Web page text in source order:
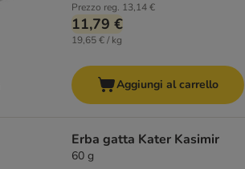
Prezzo reg. 13,14 €
11,79 €
19,65 € / kg
Aggiungi al carrello
Erba gatta Kater Kasimir
60 g